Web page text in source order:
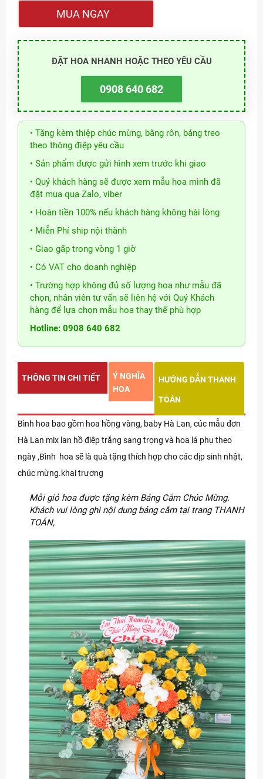
MUA NGAY
ĐẶT HOA NHANH HOẶC THEO YÊU CẦU
0908 640 682
• Tặng kèm thiệp chúc mừng, băng rôn, bảng treo
theo thông điệp yêu cầu
• Sản phẩm được gửi hình xem trước khi giao
• Quý khách hàng sẽ được xem mẫu hoa mình đã
đặt mua qua Zalo, viber
• Hoàn tiền 100% nếu khách hàng không hài lòng
• Miễn Phí ship nội thành
• Giao gấp trong vòng 1 giờ
• Có VAT cho doanh nghiệp
• Trường hợp không đủ số lượng hoa như mẫu đã
chọn, nhân viên tư vấn sẽ liên hệ với Quý Khách
hàng để lựa chọn mẫu hoa thay thế phù hợp
Hotline: 0908 640 682
THÔNG TIN CHI TIẾT
Ý NGHĨA
HOA
HƯỚNG DẪN THANH
TOÁN
Bình hoa bao gồm hoa hồng vàng, baby Hà Lan, cúc mẫu đơn
Hà Lan mix lan hồ điệp trắng sang trọng và hoa lá phụ theo
ngày ,Bình hoa sẽ là quà tặng thích hợp cho các dịp sinh nhật,
chúc mừng.khai trương
Mỗi giỏ hoa được tặng kèm Bảng Cắm Chúc Mừng.
Khách vui lòng ghi nội dung bảng cắm tại trang THANH
TOÁN,